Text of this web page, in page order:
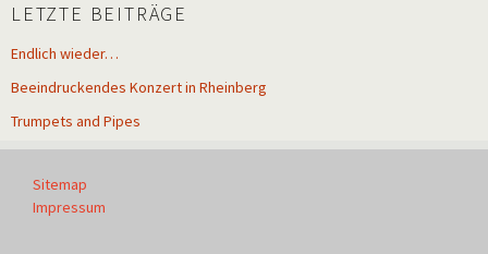
LETZTE BEITRÄGE
Endlich wieder…
Beeindruckendes Konzert in Rheinberg
Trumpets and Pipes
Sitemap
Impressum